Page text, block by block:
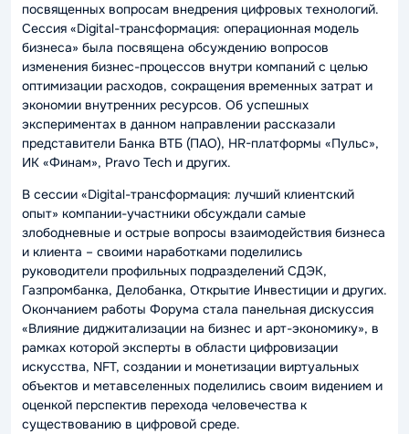
посвященных вопросам внедрения цифровых технологий.
Сессия «Digital-трансформация: операционная модель
бизнеса» была посвящена обсуждению вопросов
изменения бизнес-процессов внутри компаний с целью
оптимизации расходов, сокращения временных затрат и
экономии внутренних ресурсов. Об успешных
экспериментах в данном направлении рассказали
представители Банка ВТБ (ПАО), HR-платформы «Пульс»,
ИК «Финам», Pravo Tech и других.
В сессии «Digital-трансформация: лучший клиентский
опыт» компании-участники обсуждали самые
злободневные и острые вопросы взаимодействия бизнеса
и клиента – своими наработками поделились
руководители профильных подразделений СДЭК,
Газпромбанка, Делобанка, Открытие Инвестиции и других.
Окончанием работы Форума стала панельная дискуссия
«Влияние диджитализации на бизнес и арт-экономику», в
рамках которой эксперты в области цифровизации
искусства, NFT, создании и монетизации виртуальных
объектов и метавселенных поделились своим видением и
оценкой перспектив перехода человечества к
существованию в цифровой среде.